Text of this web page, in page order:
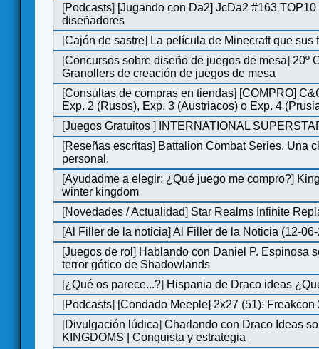
[Podcasts] [Jugando con Da2] JcDa2 #163
diseñadores
[Cajón de sastre] La película de Minecraft que sus
[Concursos sobre diseño de juegos de mesa] 20º
Granollers de creación de juegos de mesa
[Consultas de compras en tiendas] [COMPRO]
Exp. 2 (Rusos), Exp. 3 (Austriacos) o Exp. 4
[Juegos Gratuitos]
INTERNATIONAL
[Reseñas escritas] Battalion Combat Series. Una
personal.
[Ayudadme a elegir: ¿Qué juego me compro?]
winter kingdom
[Novedades / Actualidad] Star Realms Infinite
[Al Filler de la noticia]Al Filler de la Noticia (12-
[Juegos de rol] Hablando con Daniel P. Espinosa
terror gótico de Shadowlands
[¿Qué os parece...?] Hispania de Draco ideas
[Podcasts] [Condado Meeple] 2x27 (51): Freakcon
[Divulgación lúdica]Charlando con Draco Ideas
KINGDOMS | Conquista y estrategia